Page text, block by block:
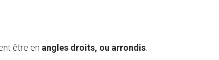
être en angles droits, ou arrondis